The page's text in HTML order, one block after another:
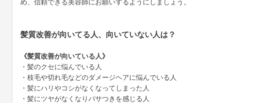
め、信頼できる美容師にお願いするようにしましょう。
髪質改善が向いてる人、向いていない人は？
《髪質改善が向いている人》
・髪のクセに悩んでいる人
・枝毛や切れ毛などのダメージヘアに悩んでいる人
・髪にハリやコシがなくなってしまった人
・髪にツヤがなくなりパサつきを感じる人